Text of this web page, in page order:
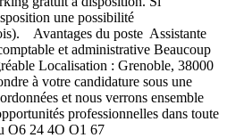
une possibilité
Avantages du poste Assistante
et administrative Beaucoup
Localisation : Grenoble, 38000
à votre candidature sous une
et nous verrons ensemble
professionnelles dans toute
O6 24 4O O1 67